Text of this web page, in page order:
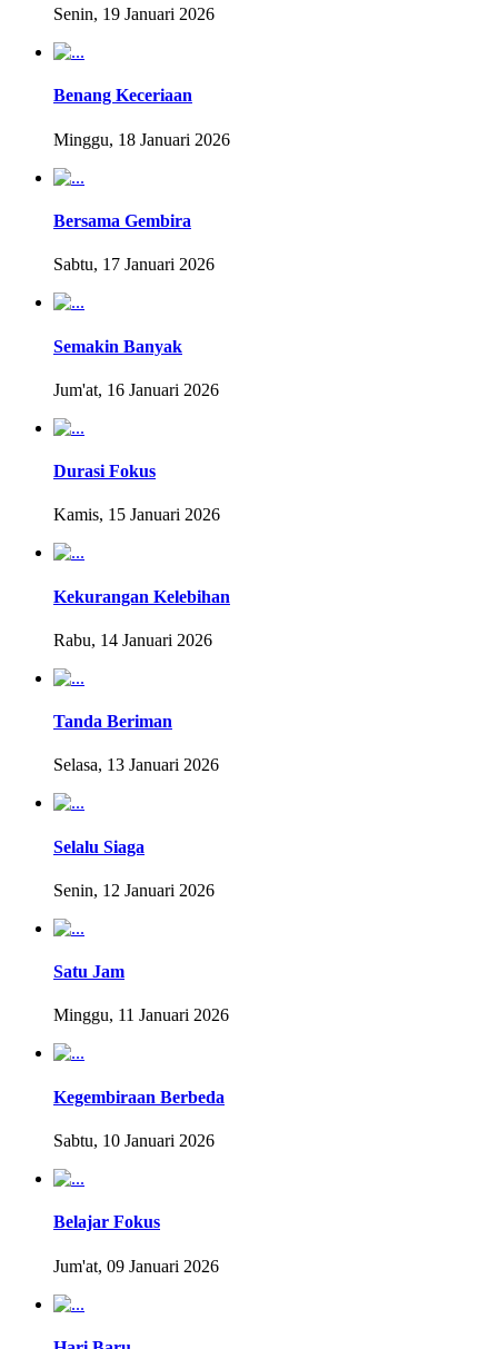
Senin, 19 Januari 2026
Benang Keceriaan
Minggu, 18 Januari 2026
Bersama Gembira
Sabtu, 17 Januari 2026
Semakin Banyak
Jum'at, 16 Januari 2026
Durasi Fokus
Kamis, 15 Januari 2026
Kekurangan Kelebihan
Rabu, 14 Januari 2026
Tanda Beriman
Selasa, 13 Januari 2026
Selalu Siaga
Senin, 12 Januari 2026
Satu Jam
Minggu, 11 Januari 2026
Kegembiraan Berbeda
Sabtu, 10 Januari 2026
Belajar Fokus
Jum'at, 09 Januari 2026